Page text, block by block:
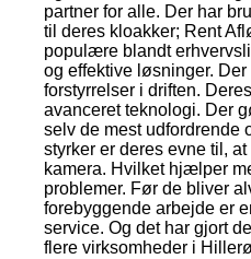
partner for alle. Der har
til deres kloakker; Rent
populære blandt
og effektive løsninger.
forstyrrelser i driften.
avanceret teknologi. Der
selv de mest udfordrende
styrker er deres evne til,
kamera. Hvilket hjælper
problemer. Før de bliver
forebyggende arbejde er
service. Og det har gjort
flere virksomheder i